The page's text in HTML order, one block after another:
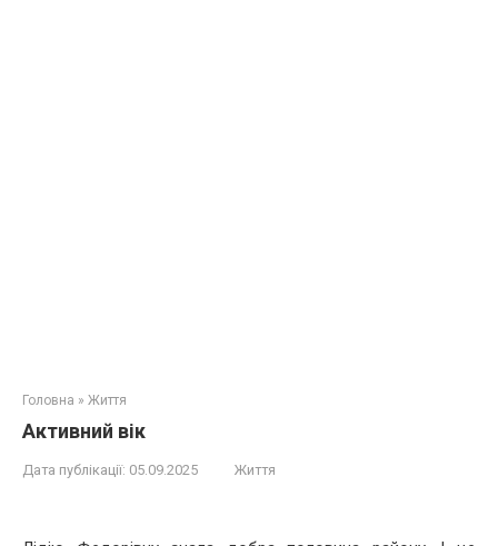
Головна » Життя
Активний вік
Дата публікації: 05.09.2025 Життя